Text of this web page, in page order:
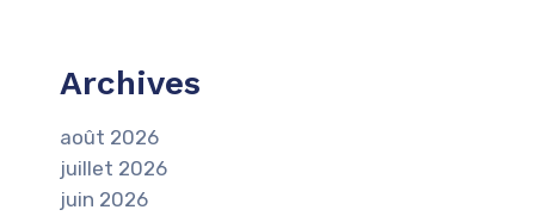
Archives
août 2026
juillet 2026
juin 2026